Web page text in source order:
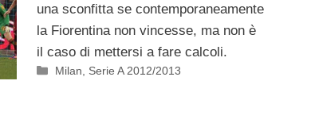
una sconfitta se contemporaneamente
la Fiorentina non vincesse, ma non è
il caso di mettersi a fare calcoli.
Categorie
Milan Serie A 2012/2013